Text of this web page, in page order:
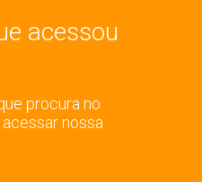
acessou
procura no
nossa